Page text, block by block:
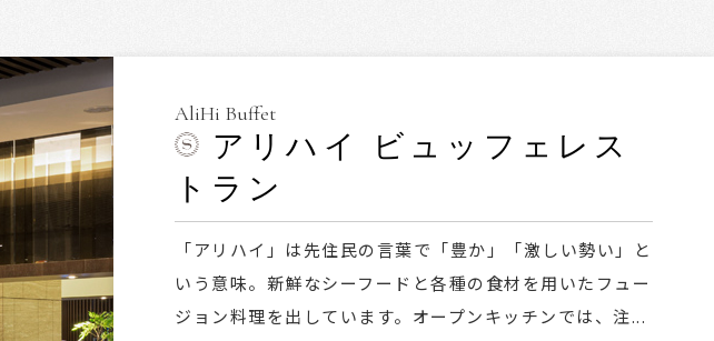
AliHi Buffet
アリハイ ビュッフェレス
トラン
「アリハイ」は先住民の言葉で「豊か」「激しい勢い」と
いう意味。新鮮なシーフードと各種の食材を用いたフュー
ジョン料理を出しています。オープンキッチンでは、注...